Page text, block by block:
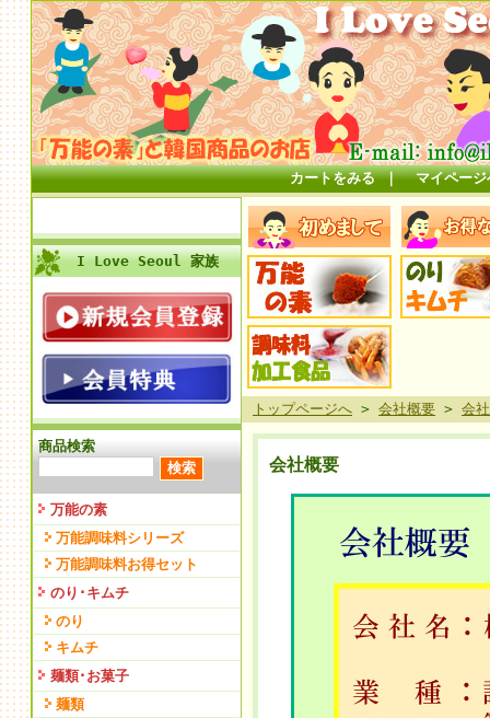
カートをみる｜ マイペー
I Love Seoul 家族
商品検索
万能の素
万能調味料シリーズ
万能調味料お得セット
のり･キムチ
のり
キムチ
麺類･お菓子
麺類
トップページへ > 会社概要 > 会
会社概要